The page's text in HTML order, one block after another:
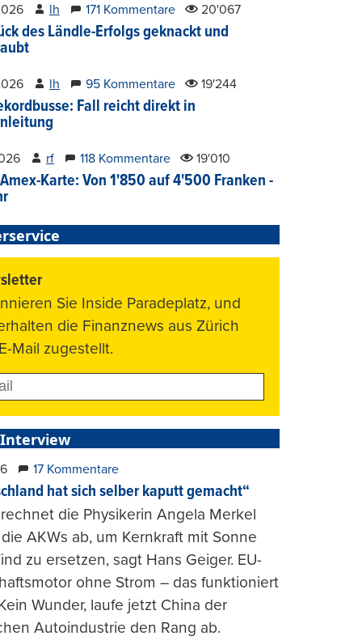
lh 171 Kommentare 20'067
des Ländle-Erfolgs geknackt und
lh 95 Kommentare 19'244
Fall reicht direkt in
rf 118 Kommentare 19'010
Karte: Von 1'850 auf 4'500 Franken -
Sie Inside Paradeplatz, und
die Finanznews aus Zürich
Mail zugestellt.
17 Kommentare
hat sich selber kaputt gemacht“
die Physikerin Angela Merkel
AKWs ab, um Kernkraft mit Sonne
zu ersetzen, sagt Hans Geiger. EU-
ohne Strom – das funktioniert
Wunder, laufe jetzt China der
Autoindustrie den Rang ab.